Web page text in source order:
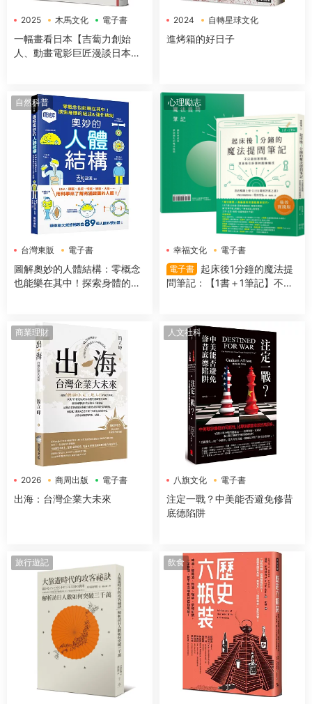
2025 木馬文化 電子書
一幅畫看日本【吉蔔力創始
人、動畫電影巨匠漫談日本傳
2024
自轉星球文化
電子書
進烤箱的好日子
自然科普
台灣東販 電子書
圖解奧妙的人體結構：零概念
也能樂在其中！探索身體的組
心理勵志
幸福文化
電子書
電子書
起床後1分鐘的魔法提
問筆記：【1書＋1筆記】不隻
商業理財
2026 商周出版 電子書
出海：台灣企業大未來
人文社科
八旗文化 電子書
注定一戰？中美能否避免修昔
底德陷阱
旅行遊記 飲食